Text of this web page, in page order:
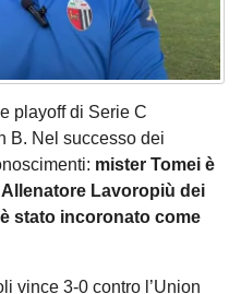
playoff di Serie C
B. Nel successo dei
mister Tomei è
Lavoropiù dei
stato incoronato come
vince 3-0 contro l’Union